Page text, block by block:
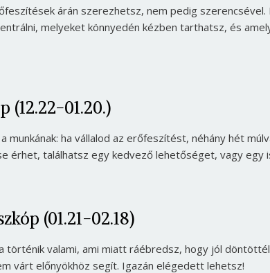
árán szerezhetsz, nem pedig szerencsével.
melyeket könnyedén kézben tarthatsz, és
(12.22-01.20.)
munkának: ha vállalod az erőfeszítést, néhány hét
érhet, találhatsz egy kedvező lehetőséget, vagy egy
(01.21-02.18)
történik valami, ami miatt ráébredsz, hogy jól
várt előnyökhöz segít. Igazán elégedett lehetsz!